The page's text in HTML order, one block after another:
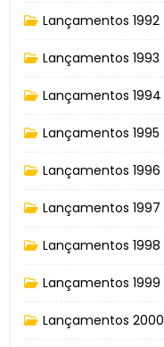
Lançamentos 1992
Lançamentos 1993
Lançamentos 1994
Lançamentos 1995
Lançamentos 1996
Lançamentos 1997
Lançamentos 1998
Lançamentos 1999
Lançamentos 2000